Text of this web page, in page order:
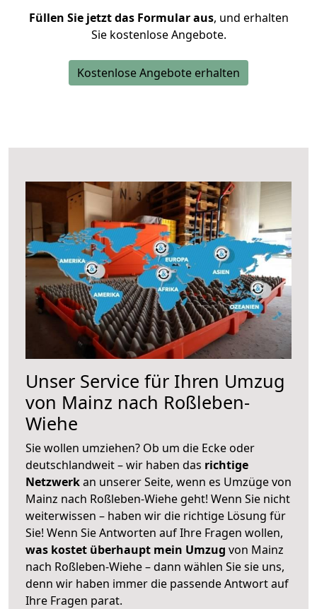
Füllen Sie jetzt das Formular aus, und erhalten
Sie kostenlose Angebote.
Kostenlose Angebote erhalten
Unser Service für Ihren Umzug
von Mainz nach Roßleben-
Wiehe
Sie wollen umziehen? Ob um die Ecke oder
deutschlandweit – wir haben das richtige
Netzwerkan unserer Seite, wenn es Umzüge von
Mainz nach Roßleben-Wiehe geht! Wenn Sie nicht
weiterwissen – haben wir die richtige Lösung für
Sie! Wenn Sie Antworten auf Ihre Fragen wollen,
was kostet überhaupt mein Umzug von Mainz
nach Roßleben-Wiehe – dann wählen Sie sie uns,
denn wir haben immer die passende Antwort auf
Ihre Fragen parat.